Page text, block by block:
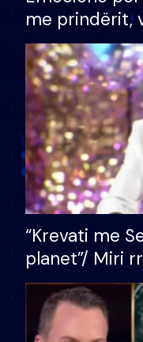
me prindërit,
divorci apo
“Krevati me
planet”/ Miri
bukura në
mungojë